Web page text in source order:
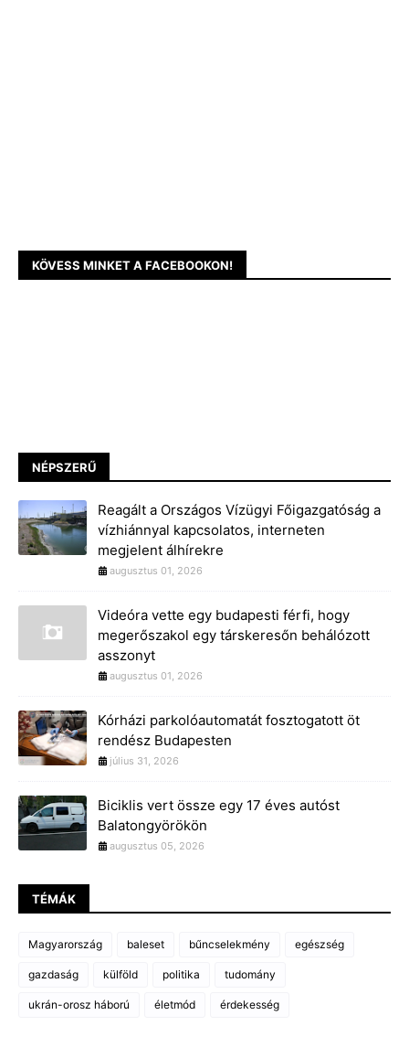
KÖVESS MINKET A FACEBOOKON!
NÉPSZERŰ
Reagált a Országos Vízügyi Főigazgatóság a
vízhiánnyal kapcsolatos, interneten
megjelent álhírekre
augusztus 01, 2026
Videóra vette egy budapesti férfi, hogy
megerőszakol egy társkeresőn behálózott
asszonyt
augusztus 01, 2026
Kórházi parkolóautomatát fosztogatott öt
rendész Budapesten
július 31, 2026
Biciklis vert össze egy 17 éves autóst
Balatongyörökön
augusztus 05, 2026
TÉMÁK
Magyarország baleset bűncselekmény egészség
gazdaság külföld politika tudomány
ukrán-orosz háború életmód érdekesség